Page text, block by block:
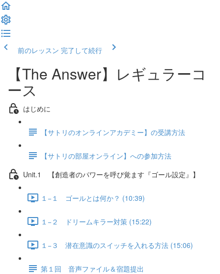
前のレッスン 完了して続行
【The Answer】レギュラーコ
ース
はじめに
【サトリのオンラインアカデミー】の受講方法
【サトリの部屋オンライン】への参加方法
Unit.1 【創造者のパワーを呼び覚ます『ゴール設定』】
１−１ ゴールとは何か？ (10:39)
１−２ ドリームキラー対策 (15:22)
１−３ 潜在意識のスイッチを入れる方法 (15:06)
第１回 音声ファイル＆宿題提出